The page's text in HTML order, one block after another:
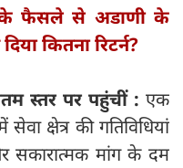
के फैसले से अडाणी के
कितना रिटर्न?
स्तर पर पहुंचीं : एक
क्षेत्र की गतिविधियां
सकारात्मक मांग के दम